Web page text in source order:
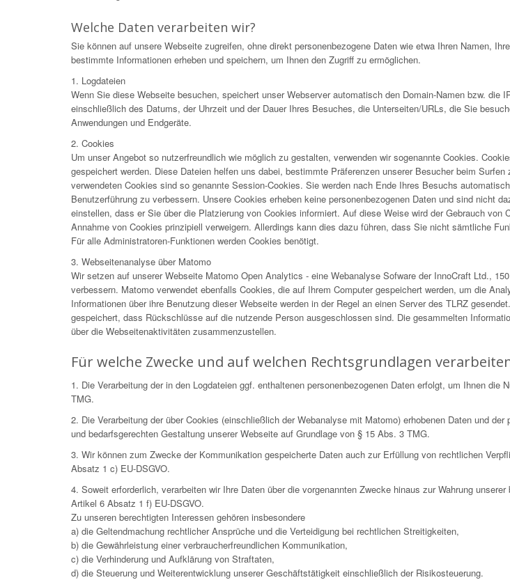
Welche Daten verarbeiten wir?
Sie können auf unsere Webseite zugreifen, ohne direkt personenbezogene Daten wie etwa Ihren Namen,
bestimmte Informationen erheben und speichern, um Ihnen den Zugriff zu ermöglichen.
1. Logdateien
Wenn Sie diese Webseite besuchen, speichert unser Webserver automatisch den Domain-Namen bzw. die
einschließlich des Datums, der Uhrzeit und der Dauer Ihres Besuches, die Unterseiten/URLs, die Sie
Anwendungen und Endgeräte.
2. Cookies
Um unser Angebot so nutzerfreundlich wie möglich zu gestalten, verwenden wir sogenannte Cookies.
gespeichert werden. Diese Dateien helfen uns dabei, bestimmte Präferenzen unserer Besucher beim
verwendeten Cookies sind so genannte Session-Cookies. Sie werden nach Ende Ihres Besuchs
Benutzerführung zu verbessern. Unsere Cookies erheben keine personenbezogenen Daten und sind nicht
einstellen, dass er Sie über die Platzierung von Cookies informiert. Auf diese Weise wird der Gebrauch
Annahme von Cookies prinzipiell verweigern. Allerdings kann dies dazu führen, dass Sie nicht sämtliche
Für alle Administratoren-Funktionen werden Cookies benötigt.
3. Webseitenanalyse über Matomo
Wir setzen auf unserer Webseite Matomo Open Analytics - eine Webanalyse Sofware der InnoCraft Ltd.,
verbessern. Matomo verwendet ebenfalls Cookies, die auf Ihrem Computer gespeichert werden, um die
Informationen über ihre Benutzung dieser Webseite werden in der Regel an einen Server des TLRZ
gespeichert, dass Rückschlüsse auf die nutzende Person ausgeschlossen sind. Die gesammelten
über die Webseitenaktivitäten zusammenzustellen.
Für welche Zwecke und auf welchen Rechtsgrundlagen
1. Die Verarbeitung der in den Logdateien ggf. enthaltenen personenbezogenen Daten erfolgt, um Ihnen
TMG.
2. Die Verarbeitung der über Cookies (einschließlich der Webanalyse mit Matomo) erhobenen Daten und
und bedarfsgerechten Gestaltung unserer Webseite auf Grundlage von § 15 Abs. 3 TMG.
3. Wir können zum Zwecke der Kommunikation gespeicherte Daten auch zur Erfüllung von rechtlichen
Absatz 1 c) EU-DSGVO.
4. Soweit erforderlich, verarbeiten wir Ihre Daten über die vorgenannten Zwecke hinaus zur Wahrung
Artikel 6 Absatz 1 f) EU-DSGVO.
Zu unseren berechtigten Interessen gehören insbesondere
a) die Geltendmachung rechtlicher Ansprüche und die Verteidigung bei rechtlichen Streitigkeiten,
b) die Gewährleistung einer verbraucherfreundlichen Kommunikation,
c) die Verhinderung und Aufklärung von Straftaten,
d) die Steuerung und Weiterentwicklung unserer Geschäftstätigkeit einschließlich der Risikosteuerung.